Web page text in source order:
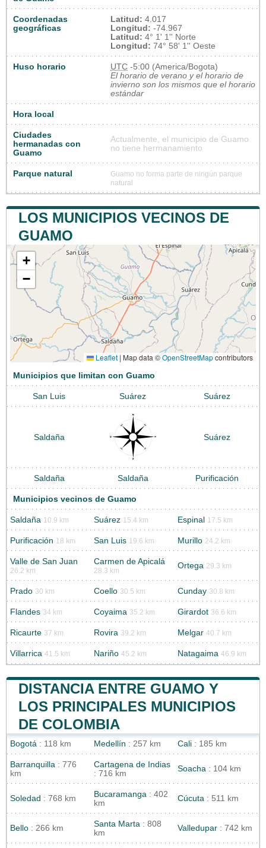
Coordenadas
geográficas
Latitud: 4.017
Longitud: -74.967
Latitud: 4° 1' 1'' Norte
Longitud: 74° 58' 1'' Oeste
Huso horario UTC -5:00 (America/Bogota)
El horario de verano y el horario de
invierno son los mismos que el horario
estándar
Hora local
Ciudades
hermanadas con
Guamo
Actualmente, el municipio de Guamo
no tiene hermanamiento
Parque natural
Guamo no forma parte de ningún parque
natural
LOS MUNICIPIOS VECINOS DE
GUAMO
+
−
Leaflet | Map data ©OpenStreetMapcontributors
Municipios que limitan con Guamo
San Luis Suárez Suárez
Saldaña Suárez
Saldaña Saldaña Purificación
Municipios vecinos de Guamo
Saldaña 10.9 km Suárez 15.4 km Espinal 17.5 km
Purificación 18 km San Luis 19.6 km Murillo 24.2 km
Valle de San Juan
26.2 km
Carmen de Apicalá
28.3 km
Ortega 29.3 km
Prado 30 km Coello 30.5 km Cunday 30.8 km
Flandes 34 km Coyaima 35.2 km Girardot 36.6 km
Ricaurte 37 km Rovira 39.2 km Melgar 40.7 km
Villarrica 41.5 km Nariño 45.2 km Natagaima 46.9 km
DISTANCIA ENTRE GUAMO Y
LOS PRINCIPALES MUNICIPIOS
DE COLOMBIA
Bogotá : 118 km Medellín : 257 km Cali : 185 km
Barranquilla : 776
km
Cartagena de Indias
: 716 km
Soacha : 104 km
Soledad : 768 km Bucaramanga : 402
km
Cúcuta : 511 km
Bello : 266 km Santa Marta : 808
km
Valledupar : 742 km